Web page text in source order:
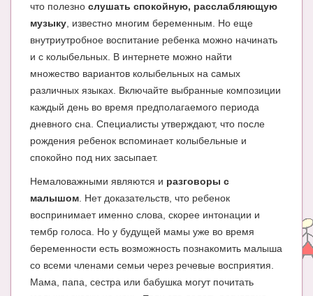
Опросы
НОВОСТИ ЛОПОТУНА
Блог Администратора
О проекте
Сотрудничество. Авторам
что полезно слушать спокойную, расслабляющую
музыку , известно многим беременным. Но еще
внутриутробное воспитание ребенка можно начинать
и с колыбельных. В интернете можно найти
множество вариантов колыбельных на самых
различных языках. Включайте выбранные композиции
каждый день во время предполагаемого периода
дневного сна. Специалисты утверждают, что после
рождения ребенок вспоминает колыбельные и
спокойно под них засыпает.
Немаловажными являются и разговоры с
малышом . Нет доказательств, что ребенок
воспринимает именно слова, скорее интонации и
тембр голоса. Но у будущей мамы уже во время
беременности есть возможность познакомить малыша
со всеми членами семьи через речевые восприятия.
Мама, папа, сестра или бабушка могут почитать